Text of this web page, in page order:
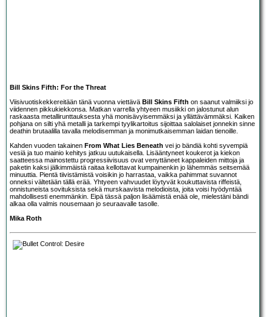
Bill Skins Fifth: For the Threat
Viisivuotiskekkereitään tänä vuonna viettävä Bill Skins Fifth on saanut valmiiksi jo
viidennen pikkukiekkonsa. Matkan varrella yhtyeen musiikki on jalostunut alun
raskaasta metallirunttauksesta yhä monisävyisemmäksi ja yllättävämmäksi. Kaiken
pohjana on silti yhä metalli ja tarkempi tyylikartoitus sijoittaa salolaiset jonnekin sinne
deathin brutaalilla tavalla melodisemman ja monimutkaisemman laidan tienoille.
Kahden vuoden takainen From What Lies Beneath vei jo bändiä kohti syvempiä
vesiä ja tuo mainio kehitys jatkuu uutukaisella. Lisääntyneet koukerot ja kiekon
saatteessa mainostettu progressiivisuus ovat venyttäneet kappaleiden mittoja ja
paketin kaksi jälkimmäistä raitaa kellottavat kumpainenkin jo lähemmäs seitsemää
minuuttia. Pientä tiivistämistä voisikin jo harrastaa, vaikka pahimmat suvannot
onneksi vältetään tällä erää. Yhtyeen vahvuudet löytyvät koukuttavista riffeistä,
onnistuneista sovituksista sekä murskaavista melodioista, joita voisi hyödyntää
mahdollisesti enemmänkin. Eipä tässä paljon lisäämistä enää ole, mielestäni bändi
alkaa olla valmis nousemaan jo seuraavalle tasolle.
Mika Roth